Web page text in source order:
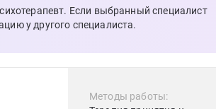
учитывать и
анализировать, что для
Благодарю!
Если выбранный специалист
у другого специалиста.
Методы работы: